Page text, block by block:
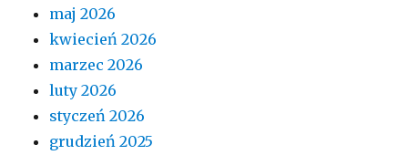
maj 2026
kwiecień 2026
marzec 2026
luty 2026
styczeń 2026
grudzień 2025